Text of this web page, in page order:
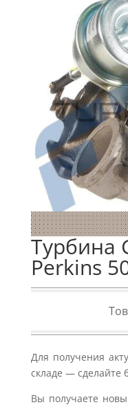
Турбина
Perkins
Для получения
складе — сделайте
Вы получаете